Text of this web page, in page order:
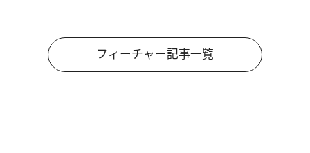
フィーチャー記事一覧